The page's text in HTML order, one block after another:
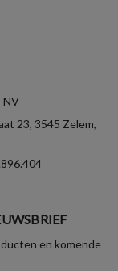
NV
23, 3545 Zelem,
en komende